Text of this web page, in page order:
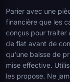
Parier avec une
financière que les
conçus pour traiter
de fiat avant de
qu'une baisse de
mise effective.
les propose. Ne